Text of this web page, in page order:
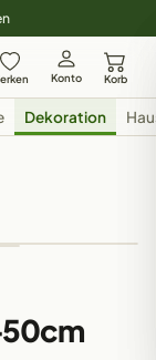
Konto Korb
Dekoration
50cm